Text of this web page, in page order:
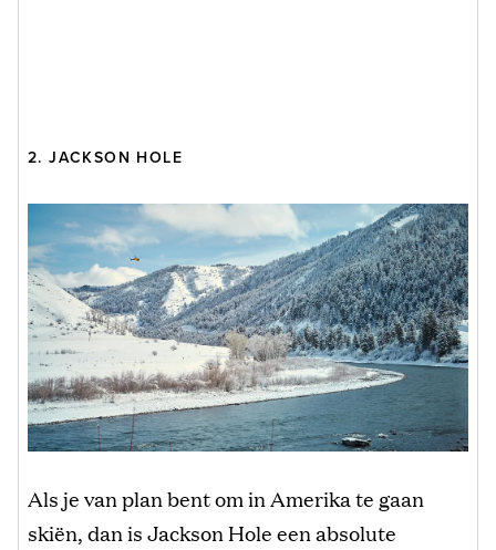
2. JACKSON HOLE
Als je van plan bent om in Amerika te gaan
skiën, dan is Jackson Hole een absolute